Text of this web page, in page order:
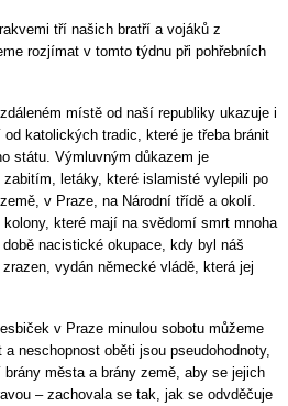
tří našich bratří a vojáků z
rozjímat v tomto týdnu při pohřebních
místě od naší republiky ukazuje i
katolických tradic, které je třeba bránit
státu. Výmluvným důkazem je
letáky, které islamisté vylepili po
v Praze, na Národní třídě a okolí.
které mají na svědomí smrt mnoha
nacistické okupace, kdy byl náš
vydán německé vládě, která jej
v Praze minulou sobotu můžeme
neschopnost oběti jsou pseudohodnoty,
města a brány země, aby se jejich
– zachovala se tak, jak se odvděčuje